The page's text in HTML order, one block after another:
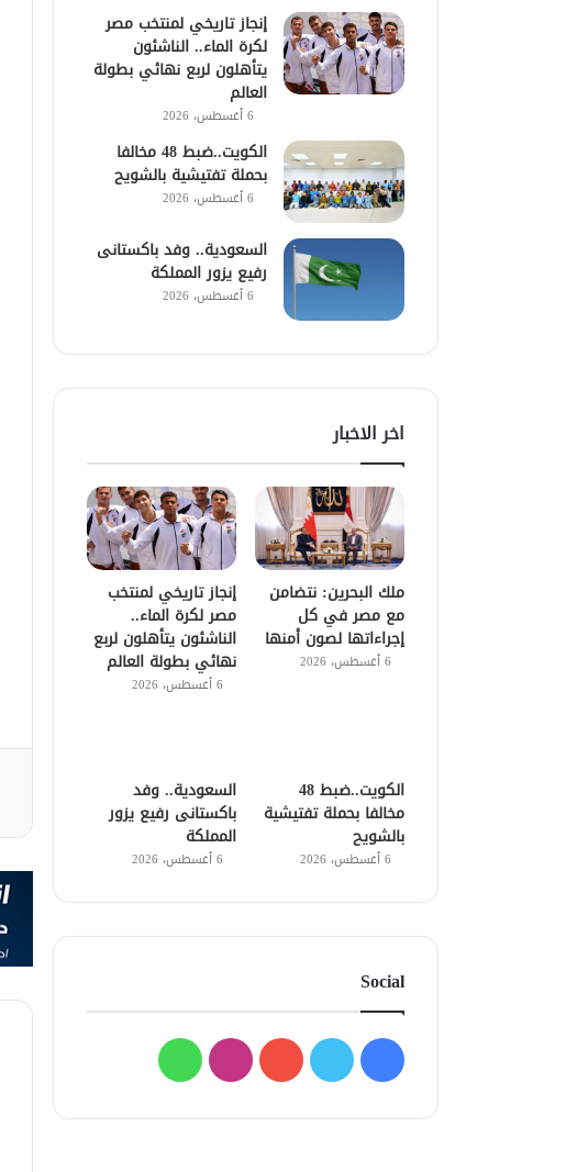
إنجاز تاريخي لمنتخب مصر
لكرة الماء.. الناشئون
يتأهلون لربع نهائي بطولة
العالم
6 أغسطس، 2026
الكويت..ضبط 48 مخالفا
بحملة تفتيشية بالشويح
6 أغسطس، 2026
السعودية.. وفد باكستانى
رفيع يزور المملكة
6 أغسطس، 2026
اخر الاخبار
ملك البحرين: نتضامن
مع مصر في كل
إجراءاتها لصون أمنها
6 أغسطس، 2026
إنجاز تاريخي لمنتخب
مصر لكرة الماء..
الناشئون يتأهلون لربع
نهائي بطولة العالم
6 أغسطس، 2026
الكويت..ضبط 48
مخالفا بحملة تفتيشية
بالشويح
6 أغسطس، 2026
السعودية.. وفد
باكستانى رفيع يزور
المملكة
6 أغسطس، 2026
Social
فيسبوك
تويتر يوتيوبانستقرامواتساب